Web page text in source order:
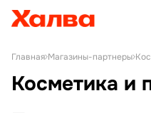
Главная Магазины-партнеры
Косметика и